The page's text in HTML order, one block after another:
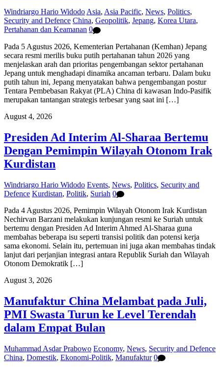
Windriargo Hario WidodoAsia, Asia Pacific, News, Politics,
Security and Defence China, Geopolitik, Jepang, Korea Utara,
Pertahanan dan Keamanan 0
Pada 5 Agustus 2026, Kementerian Pertahanan (Kemhan) Jepang
secara resmi merilis buku putih pertahanan tahun 2026 yang
menjelaskan arah dan prioritas pengembangan sektor pertahanan
Jepang untuk menghadapi dinamika ancaman terbaru. Dalam buku
putih tahun ini, Jepang menyatakan bahwa pengembangan postur
Tentara Pembebasan Rakyat (PLA) China di kawasan Indo-Pasifik
merupakan tantangan strategis terbesar yang saat ini […]
August 4, 2026
Presiden Ad Interim Al-Sharaa Bertemu
Dengan Pemimpin Wilayah Otonom Irak
Kurdistan
Windriargo Hario Widodo Events, News, Politics, Security and
Defence Kurdistan, Politik, Suriah 0
Pada 4 Agustus 2026, Pemimpin Wilayah Otonom Irak Kurdistan
Nechirvan Barzani melakukan kunjungan resmi ke Suriah untuk
bertemu dengan Presiden Ad Interim Ahmed Al-Sharaa guna
membahas beberapa isu seperti transisi politik dan potensi kerja
sama ekonomi. Selain itu, pertemuan ini juga akan membahas tindak
lanjut dari perjanjian integrasi antara Republik Suriah dan Wilayah
Otonom Demokratik […]
August 3, 2026
Manufaktur China Melambat pada Juli,
PMI Swasta Turun ke Level Terendah
dalam Empat Bulan
Muhammad Asdar Prabowo Economy, News, Security and Defence
China, Domestik, Ekonomi-Politik, Manufaktur 0